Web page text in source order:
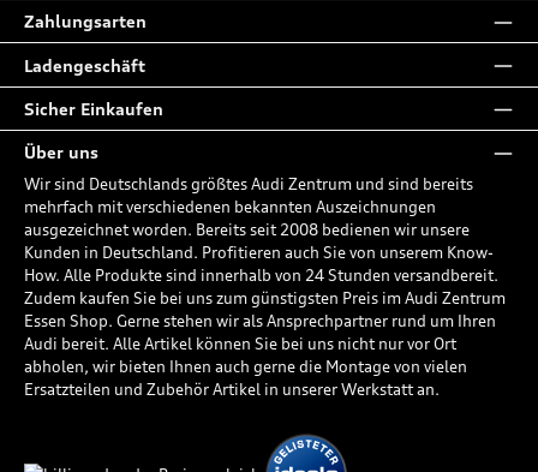
Zahlungsarten
Ladengeschäft
Sicher Einkaufen
Über uns
Wir sind Deutschlands größtes Audi Zentrum und sind bereits
mehrfach mit verschiedenen bekannten Auszeichnungen
ausgezeichnet worden. Bereits seit 2008 bedienen wir unsere
Kunden in Deutschland. Profitieren auch Sie von unserem Know-
How. Alle Produkte sind innerhalb von 24 Stunden versandbereit.
Zudem kaufen Sie bei uns zum günstigsten Preis im Audi Zentrum
Essen Shop. Gerne stehen wir als Ansprechpartner rund um Ihren
Audi bereit. Alle Artikel können Sie bei uns nicht nur vor Ort
abholen, wir bieten Ihnen auch gerne die Montage von vielen
Ersatzteilen und Zubehör Artikel in unserer Werkstatt an.